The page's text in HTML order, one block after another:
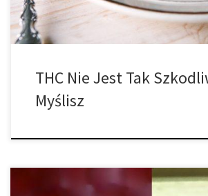
THC Nie Jest Tak
Myślisz